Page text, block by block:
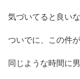
気づいてると良いな
ついでに、この件
同じような時間に